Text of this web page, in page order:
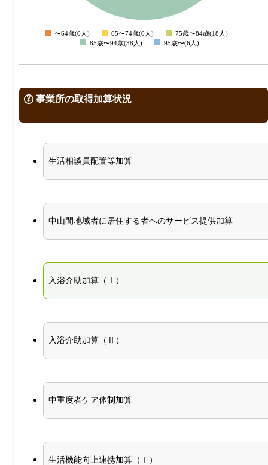
0
〜64歳(0人) 65〜74歳(0人)
75歳〜84歳(18人)
85歳〜94歳(38人)
95歳〜(6人)
事業所の取得加算状況
生活相談員配置等加算
中山間地域者に居住する者へのサービス提供加算
入浴介助加算（Ⅰ）
入浴介助加算（Ⅱ）
中重度者ケア体制加算
生活機能向上連携加算（Ⅰ）